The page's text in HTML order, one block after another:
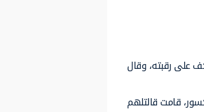
على رقبته، وقال
قامت قالتلهم